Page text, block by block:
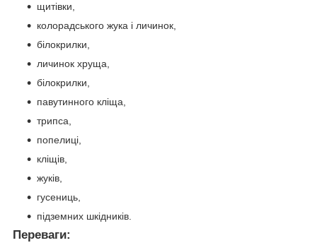
щитівки,
колорадського жука і личинок,
білокрилки,
личинок хруща,
білокрилки,
павутинного кліща,
трипса,
попелиці,
кліщів,
жуків,
гусениць,
підземних шкідників.
Переваги: